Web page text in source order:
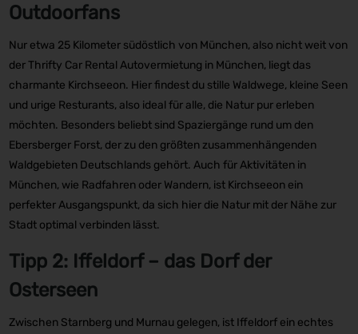
Outdoorfans
Nur etwa 25 Kilometer südöstlich von München, also nicht weit von
der Thrifty Car Rental Autovermietung in München, liegt das
charmante Kirchseeon. Hier findest du stille Waldwege, kleine Seen
und urige Resturants, also ideal für alle, die Natur pur erleben
möchten. Besonders beliebt sind Spaziergänge rund um den
Ebersberger Forst, der zu den größten zusammenhängenden
Waldgebieten Deutschlands gehört. Auch für Aktivitäten in
München, wie Radfahren oder Wandern, ist Kirchseeon ein
perfekter Ausgangspunkt, da sich hier die Natur mit der Nähe zur
Stadt optimal verbinden lässt.
Tipp 2: Iffeldorf – das Dorf der
Osterseen
Zwischen Starnberg und Murnau gelegen, ist Iffeldorf ein echtes